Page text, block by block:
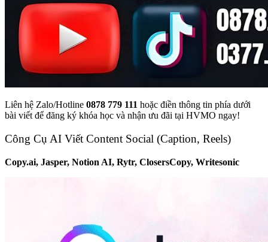
Liên hệ Zalo/Hotline 0878 779 111 hoặc điền thông tin phía dưới
bài viết để đăng ký khóa học và nhận ưu đãi tại HVMO ngay!
Công Cụ AI Viết Content Social (Caption, Reels)
Copy.ai, Jasper, Notion AI, Rytr, ClosersCopy, Writesonic